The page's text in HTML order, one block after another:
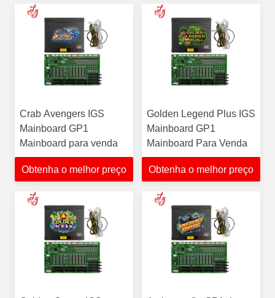
Crab Avengers IGS
Mainboard GP1
Mainboard para venda
Obtenha o melhor preço
Golden Legend Plus IGS
Mainboard GP1
Mainboard Para Venda
Obtenha o melhor preço